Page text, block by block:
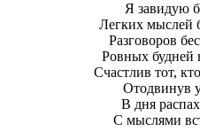
Я завидую
Легких мыслей
Разговоров
Ровных будней
Счастлив тот,
Отодвинув
В дня
С мыслями